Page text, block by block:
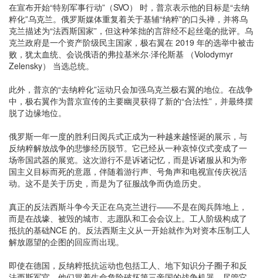
在宣布开始“特别军事行动”（SVO） 时，普京表示他的目标是“去纳
粹化”乌克兰。俄罗斯媒体重复着关于基辅“纳粹”的口头禅，并将乌
克兰描述为“法西斯国家”，但这种笨拙的言辞经不起丝毫的批评。乌
克兰政府是一个资产阶级民主国家，极右翼在 2019 年的选举中被击
败，犹太血统、会说俄语的弗拉基米尔·泽伦斯基 （Volodymyr
Zelensky） 当选总统。
此外，普京的“去纳粹化”运动只会加强乌克兰极右翼的地位。在战争
中，极右翼作为普京宣传的主要幽灵获得了新的“合法性”，并最终摆
脱了边缘地位。
俄罗斯一年一度的胜利日阅兵式正成为一种越来越怪诞的展示，与
反纳粹解放战争的悲惨经历脱节。它已经从一种哀悼仪式变成了一
场帝国武器的展览。这次游行不是诉诸记忆，而是诉诸服从和为帝
国主义目标而死的意愿，伴随着游行声、号角声和电视宣传庆祝活
动。这不是关于历史，而是为了征服战争而伪造历史。
真正的反法西斯斗争今天正在乌克兰进行——不是在阅兵阵地上，
而是在战壕、被毁的城市、志愿队和工会会议上。工人阶级构成了
抵抗的基础NCE 的。反法西斯主义从一开始就作为对资本压制工人
解放愿望的企图的回应而出现。
即使在德国，反纳粹抵抗运动也包括工人、地下知识分子圈子和反